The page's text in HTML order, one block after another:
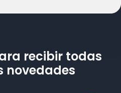
recibir todas
novedades